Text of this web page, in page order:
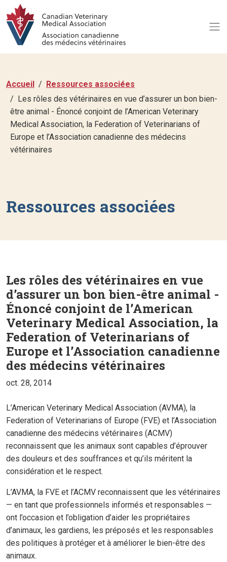
Accueil
Ressources associées
Les rôles des vétérinaires en vue d’assurer un bon bien-
être animal - Énoncé conjoint de l’American Veterinary
Medical Association, la Federation of Veterinarians of
Europe et l’Association canadienne des médecins
vétérinaires
Ressources associées
Les rôles des vétérinaires en vue
d’assurer un bon bien-être animal -
Énoncé conjoint de l’American
Veterinary Medical Association, la
Federation of Veterinarians of
Europe et l’Association canadienne
des médecins vétérinaires
oct. 28, 2014
L’American Veterinary Medical Association (AVMA), la
Federation of Veterinarians of Europe (FVE) et l’Association
canadienne des médecins vétérinaires (ACMV)
reconnaissent que les animaux sont capables d’éprouver
des douleurs et des souffrances et qu’ils méritent la
considération et le respect.
L’AVMA, la FVE et l’ACMV reconnaissent que les vétérinaires
— en tant que professionnels informés et responsables —
ont l’occasion et l’obligation d’aider les propriétaires
d’animaux, les gardiens, les préposés et les responsables
des politiques à protéger et à améliorer le bien-être des
animaux.